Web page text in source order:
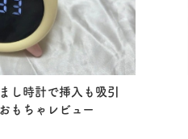
し時計で挿入も吸引
もちゃレビュー